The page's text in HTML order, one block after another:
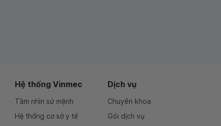
Hệ thống Vinmec
Tầm nhìn sứ mệnh
Hệ thống cơ sở y tế
Dịch vụ
Chuyên khoa
Gói dịch vụ